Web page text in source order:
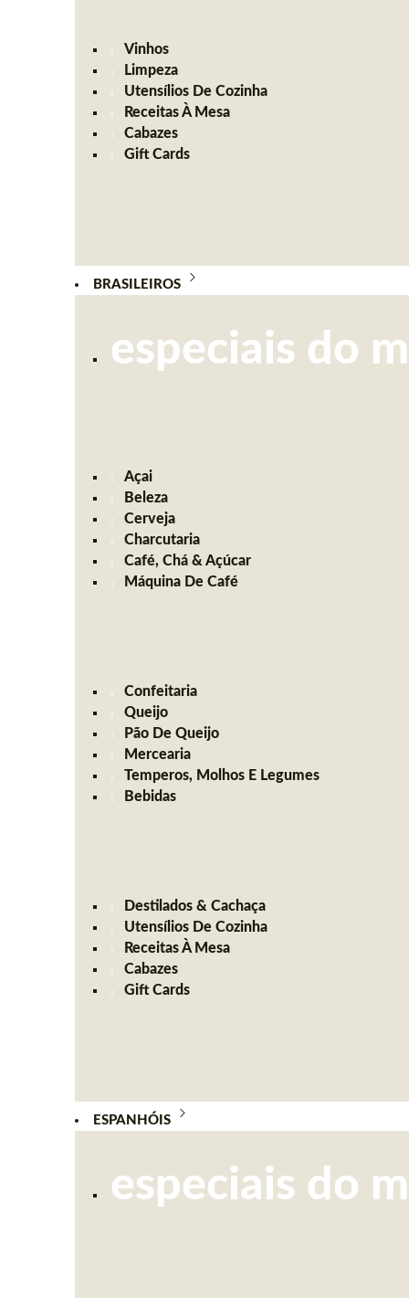
Vinhos
Limpeza
Utensílios De Cozinha
Receitas À Mesa
Cabazes
Gift Cards
BRASILEIROS
especiais do
Açai
Beleza
Cerveja
Charcutaria
Café, Chá & Açúcar
Máquina De Café
Confeitaria
Queijo
Pão De Queijo
Mercearia
Temperos, Molhos E Legumes
Bebidas
Destilados & Cachaça
Utensílios De Cozinha
Receitas À Mesa
Cabazes
Gift Cards
ESPANHÓIS
especiais do